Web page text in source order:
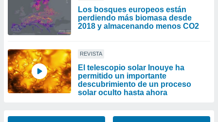
Los bosques europeos están
perdiendo más biomasa desde
2018 y almacenando menos CO2
REVISTA
El telescopio solar Inouye ha
permitido un importante
descubrimiento de un proceso
solar oculto hasta ahora